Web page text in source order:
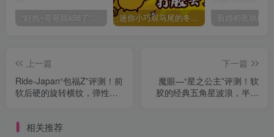
“好热~哥哥我456了”GXP发热试炼评测4星推荐[db:副标题] 迷你小巧双马尾的冬爱琴音写真分享，虎牙妹妹YYDS!
上一篇
Ride-Japan“包福Z”评测！前
软后硬的旋转横纹，弹性手
下一篇
魔眼—“星之公主”评测！软
胶的经典五角星波浪，半途
相关推荐